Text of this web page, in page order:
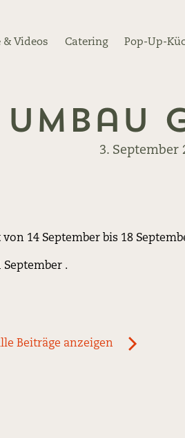
Videos Catering Pop-Up-
Umbau
3. September
14 September bis 18
.
Beiträge anzeigen